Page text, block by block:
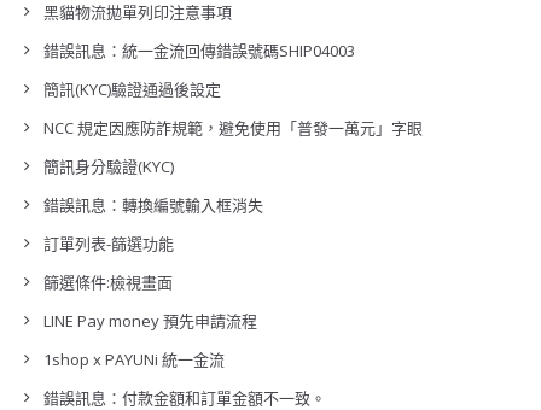
黑貓物流拋單列印注意事項
錯誤訊息：統一金流回傳錯誤號碼SHIP04003
簡訊(KYC)驗證通過後設定
NCC 規定因應防詐規範，避免使用「普發一萬元」字眼
簡訊身分驗證(KYC)
錯誤訊息：轉換編號輸入框消失
訂單列表-篩選功能
篩選條件:檢視畫面
LINE Pay money 預先申請流程
1shop x PAYUNi 統一金流
錯誤訊息：付款金額和訂單金額不一致。